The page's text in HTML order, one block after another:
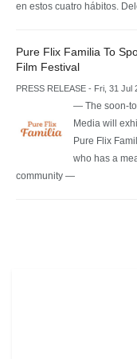
en estos cuatro hábitos.
Pure Flix Familia To
Film Festival
PRESS RELEASE - Fri, 31 Jul
— The soon-
Media will
Pure Flix
who has a
community —